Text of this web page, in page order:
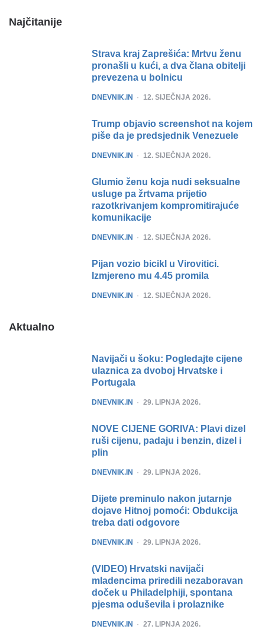
Najčitanije
Strava kraj Zaprešića: Mrtvu ženu
pronašli u kući, a dva člana obitelji
prevezena u bolnicu
POSTED
DNEVNIK.IN 12. SIJEČNJA 2026.
Trump objavio screenshot na kojem
piše da je predsjednik Venezuele
POSTED
DNEVNIK.IN 12. SIJEČNJA 2026.
Glumio ženu koja nudi seksualne
usluge pa žrtvama prijetio
razotkrivanjem kompromitirajuće
komunikacije
POSTED
DNEVNIK.IN 12. SIJEČNJA 2026.
Pijan vozio bicikl u Virovitici.
Izmjereno mu 4.45 promila
POSTED
DNEVNIK.IN 12. SIJEČNJA 2026.
Aktualno
Navijači u šoku: Pogledajte cijene
ulaznica za dvoboj Hrvatske i
Portugala
POSTED
DNEVNIK.IN 29. LIPNJA 2026.
NOVE CIJENE GORIVA: Plavi dizel
ruši cijenu, padaju i benzin, dizel i
plin
POSTED
DNEVNIK.IN 29. LIPNJA 2026.
Dijete preminulo nakon jutarnje
dojave Hitnoj pomoći: Obdukcija
treba dati odgovore
POSTED
DNEVNIK.IN 29. LIPNJA 2026.
(VIDEO) Hrvatski navijači
mladencima priredili nezaboravan
doček u Philadelphiji, spontana
pjesma oduševila i prolaznike
POSTED
DNEVNIK.IN 27. LIPNJA 2026.